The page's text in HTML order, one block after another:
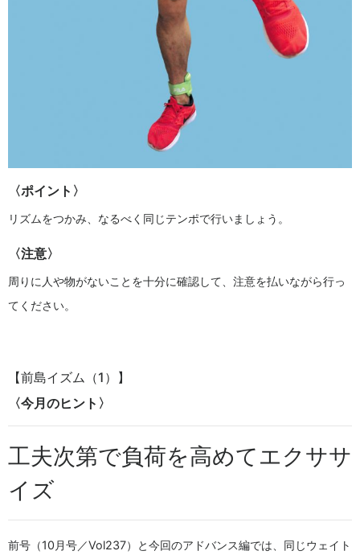
〈ポイント〉
リズムをつかみ、なるべく同じテンポで行いましょう。
〈注意〉
周りに人や物がないことを十分に確認して、注意を払いながら行っ
てください。
【前島イズム（1）】
〈今月のヒント〉
工夫次第で負荷を高めてエクササ
イズ
前号（10月号／Vol237）と今回のアドバンス編では、同じウェイト